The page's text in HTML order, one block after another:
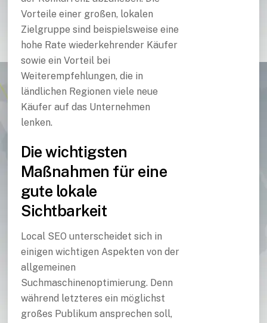
Vorteile einer großen, lokalen
Zielgruppe sind beispielsweise eine
hohe Rate wiederkehrender Käufer
sowie ein Vorteil bei
Weiterempfehlungen, die in
ländlichen Regionen viele neue
Käufer auf das Unternehmen
lenken.
Die wichtigsten
Maßnahmen für eine
gute lokale
Sichtbarkeit
Local SEO unterscheidet sich in
einigen wichtigen Aspekten von der
allgemeinen
Suchmaschinenoptimierung. Denn
während letzteres ein möglichst
großes Publikum ansprechen soll,